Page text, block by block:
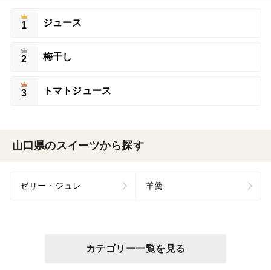
1 ジュース
2 梅干し
3 トマトジュース
山口県のスイーツから探す
ゼリー・ジュレ 羊羹
カテゴリー一覧を見る